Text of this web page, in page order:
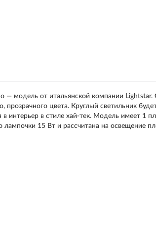
— модель от итальянской компании
прозрачного цвета. Круглый светильник
в интерьер в стиле хай-тек. Модель имеет 1
15 Вт и рассчитана на освещение